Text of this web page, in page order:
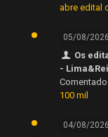
abre edital
05/08/2026
Os
-
100 mil
04/08/2026